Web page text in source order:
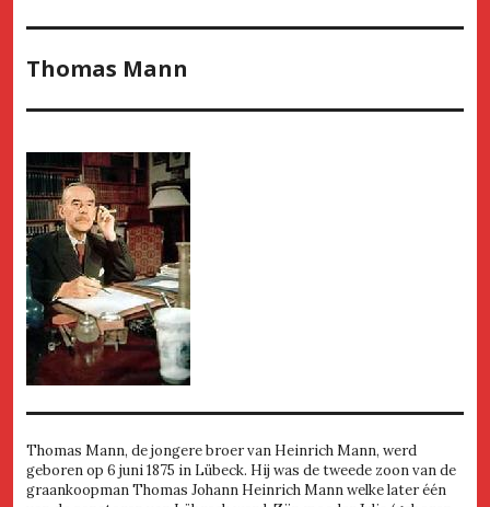
Thomas Mann
Thomas Mann, de jongere broer van Heinrich Mann, werd
geboren op 6 juni 1875 in Lübeck. Hij was de tweede zoon van de
graankoopman Thomas Johann Heinrich Mann welke later één